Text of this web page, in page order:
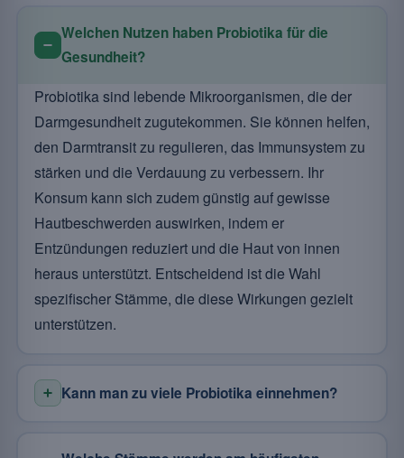
Welchen Nutzen haben Probiotika für die
Gesundheit?
Probiotika sind lebende Mikroorganismen, die der
Darmgesundheit zugutekommen. Sie können helfen,
den Darmtransit zu regulieren, das Immunsystem zu
stärken und die Verdauung zu verbessern. Ihr
Konsum kann sich zudem günstig auf gewisse
Hautbeschwerden auswirken, indem er
Entzündungen reduziert und die Haut von innen
heraus unterstützt. Entscheidend ist die Wahl
spezifischer Stämme, die diese Wirkungen gezielt
unterstützen.
Kann man zu viele Probiotika einnehmen?